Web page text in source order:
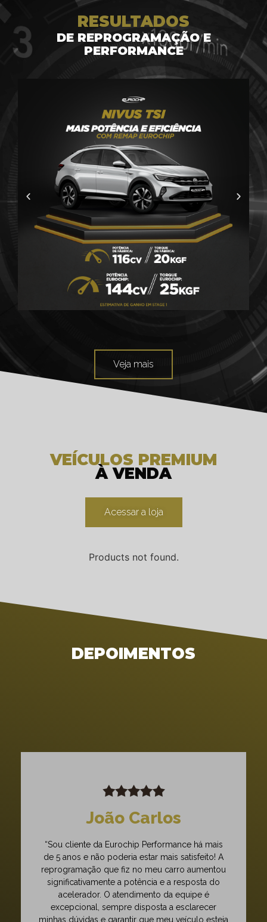
RESULTADOS
DE REPROGRAMAÇÃO E
PERFORMANCE
Veja mais
VEÍCULOS PREMIUM
À VENDA
Acessar a loja
Products not found.
DEPOIMENTOS
João Carlos
“Sou cliente da Eurochip Performance há mais
de 5 anos e não poderia estar mais satisfeito! A
reprogramação que fiz no meu carro aumentou
significativamente a potência e a resposta do
acelerador. O atendimento da equipe é
excepcional, sempre disposta a esclarecer
minhas dúvidas e garantir que meu veículo esteja